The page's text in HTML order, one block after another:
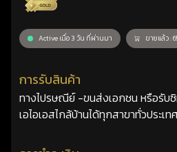
Active เมื่อ 3 วัน ที่ผ่านมา ขายแล้ว :
การรับสินค้า
ทางไปรษณีย์ -ขนส่งเอกชน หรือรับ
เอไอเอสไกล้บ้านได้ทุกสาขาทั่วประเทศ